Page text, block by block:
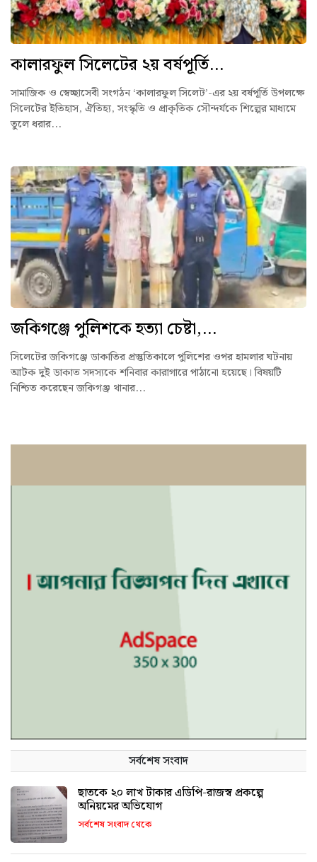
কালারফুল সিলেটের ২য় বর্ষপূর্তি...
সামাজিক ও স্বেচ্ছাসেবী সংগঠন ‘কালারফুল সিলেট’-এর ২য় বর্ষপূর্তি উপলক্ষে
সিলেটের ইতিহাস, ঐতিহ্য, সংস্কৃতি ও প্রাকৃতিক সৌন্দর্যকে শিল্পের মাধ্যমে
তুলে ধরার...
জকিগঞ্জে পুলিশকে হত্যা চেষ্টা,...
সিলেটের জকিগঞ্জে ডাকাতির প্রস্তুতিকালে পুলিশের ওপর হামলার ঘটনায়
আটক দুই ডাকাত সদস্যকে শনিবার কারাগারে পাঠানো হয়েছে। বিষয়টি
নিশ্চিত করেছেন জকিগঞ্জ থানার...
সর্বশেষ সংবাদ
ছাতকে ২০ লাখ টাকার এডিপি-রাজস্ব প্রকল্পে
অনিয়মের অভিযোগ
সর্বশেষ সংবাদ থেকে